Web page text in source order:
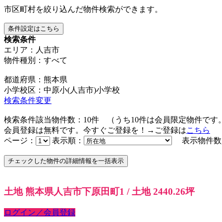
市区町村を絞り込んだ物件検索ができます。
条件設定はこちら
検索条件
エリア：人吉市
物件種別：すべて
都道府県：熊本県
小学校区：中原小(人吉市)小学校
検索条件変更
検索条件該当物件数： 10件 （うち10件は会員限定物件です
会員登録は無料です。今すぐご登録を！→ご登録はこちら
ページ：
表示順： 表示物件数
土地 熊本県人吉市下原田町1 / 土地 2440.26坪
ログイン／会員登録